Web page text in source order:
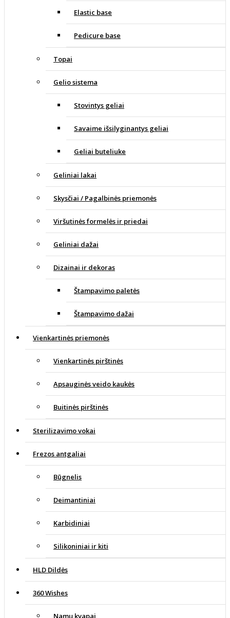
Elastic base
Pedicure base
Topai
Gelio sistema
Stovintys geliai
Savaime išsilyginantys geliai
Geliai buteliuke
Geliniai lakai
Skysčiai / Pagalbinės priemonės
Viršutinės formelės ir priedai
Geliniai dažai
Dizainai ir dekoras
Štampavimo paletės
Štampavimo dažai
Vienkartinės priemonės
Vienkartinės pirštinės
Apsauginės veido kaukės
Buitinės pirštinės
Sterilizavimo vokai
Frezos antgaliai
Būgnelis
Deimantiniai
Karbidiniai
Silikoniniai ir kiti
HLD Dildės
360 Wishes
Namų kvapai